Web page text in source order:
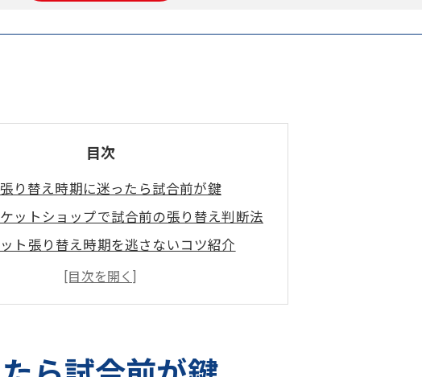
目次
り替え時期に迷ったら試合前が鍵
ットショップで試合前の張り替え判断法
ト張り替え時期を逃さないコツ紹介
フトテニスやバドミントンの適切な時期
ト劣化サインと張り替えタイミング
ット交換タイミングを解説